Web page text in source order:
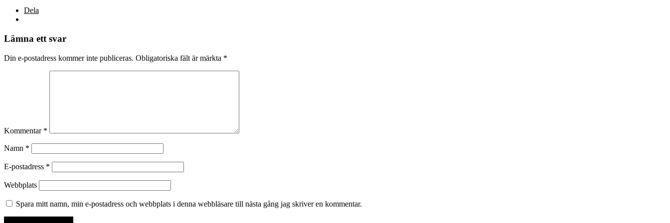
Dela
Lämna ett svar
Din e-postadress kommer inte publiceras. Obligatoriska fält är märkta *
Kommentar *
Namn *
E-postadress *
Webbplats
Spara mitt namn, min e-postadress och webbplats i denna webbläsare till nästa gång jag skriver en kommentar.